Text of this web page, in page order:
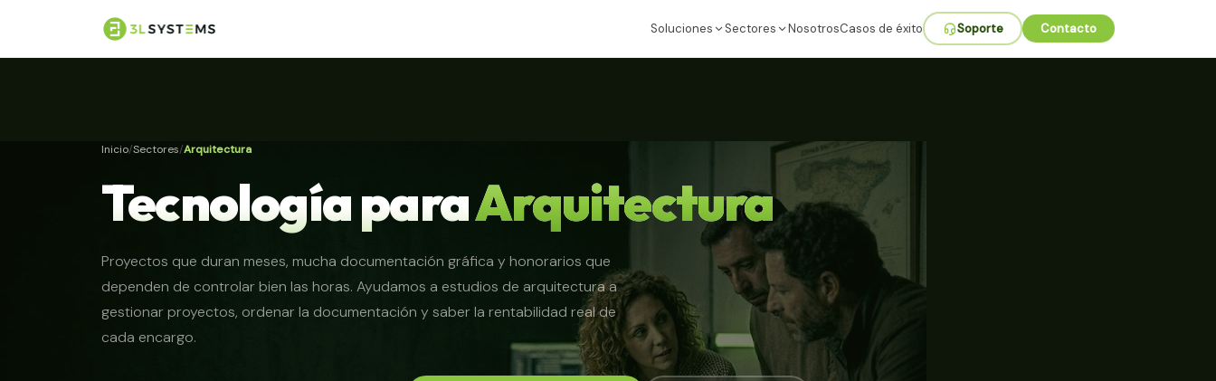
Soluciones Sectores NosotrosCasos de éxito Soporte Contacto
Inicio Sectores Arquitectura
Tecnología paraArquitectura
Proyectos que duran meses, mucha documentación gráfica y honorarios que
dependen de controlar bien las horas. Ayudamos a estudios de arquitectura a
gestionar proyectos, ordenar la documentación y saber la rentabilidad real de
cada encargo.